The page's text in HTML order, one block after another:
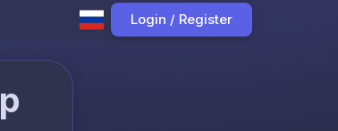
Login / Register